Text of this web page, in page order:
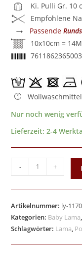
Ki. Pulli Gr. 10
Empfohlene
→ Passende
10x10cm =
7611862365003
Nur noch wenig
Lieferzeit:2-4
- +
Artikelnummer: ly-
Kategorien: Baby Lama
Schlagwörter: Lama